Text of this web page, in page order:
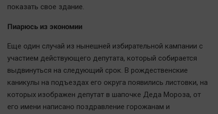
показать свое здание.
Пиарюсь из экономии
Еще один случай из нынешней избирательной кампании с
участием действующего депутата, который собирается
выдвинуться на следующий срок. В рождественские
каникулы на подъездах его округа появились листовки, на
которых изображен депутат в шапочке Деда Мороза, от
его имени написано поздравление горожанам и